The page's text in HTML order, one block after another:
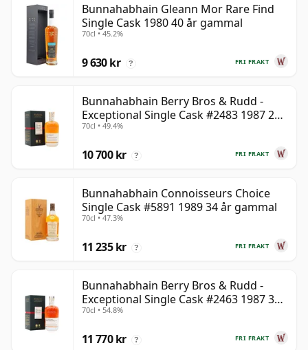
Bunnahabhain Gleann Mor Rare Find
Single Cask 1980 40 år gammal
70cl • 45.2%
FRI FRAKT
9 630 kr ?
Bunnahabhain Berry Bros & Rudd -
Exceptional Single Cask #2483 1987 28
år gammal
70cl • 49.4%
FRI FRAKT
10 700 kr ?
Bunnahabhain Connoisseurs Choice
Single Cask #5891 1989 34 år gammal
70cl • 47.3%
FRI FRAKT
11 235 kr ?
Bunnahabhain Berry Bros & Rudd -
Exceptional Single Cask #2463 1987 31
år gammal
70cl • 54.8%
FRI FRAKT
11 770 kr ?